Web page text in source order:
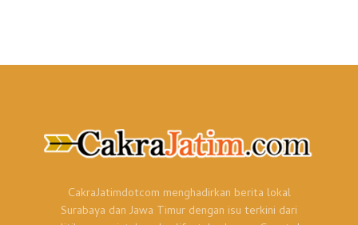
CakraJatimdotcom menghadirkan berita lokal
Surabaya dan Jawa Timur dengan isu terkini dari